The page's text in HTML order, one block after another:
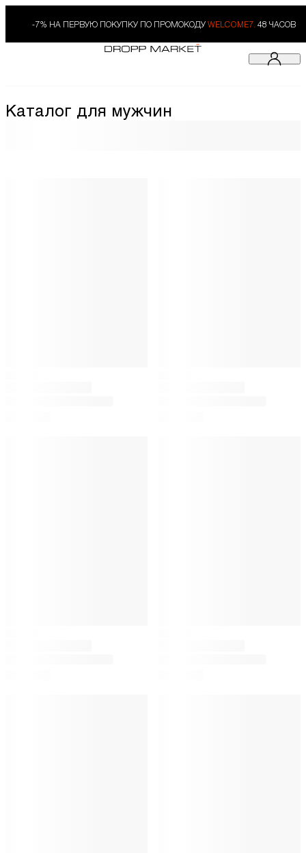
-7% НА ПЕРВУЮ ПОКУПКУ ПО ПРОМОКОДУ WELCOME7. 48 ЧАСОВ
Каталог для мужчин